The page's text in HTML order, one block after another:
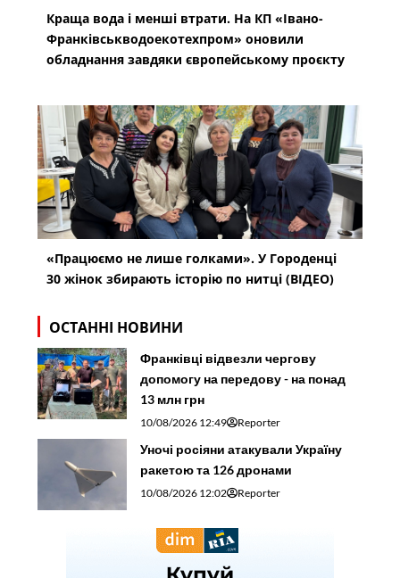
Краща вода і менші втрати. На КП «Івано-
Франківськводоекотехпром» оновили
обладнання завдяки європейському проєкту
«Працюємо не лише голками». У Городенці
30 жінок збирають історію по нитці (ВІДЕО)
ОСТАННІ НОВИНИ
Франківці відвезли чергову
допомогу на передову - на понад
13 млн грн
10/08/2026 12:49 Reporter
Уночі росіяни атакували Україну
ракетою та 126 дронами
10/08/2026 12:02 Reporter